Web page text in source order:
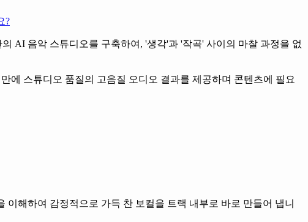
?
AI 음악 스튜디오를 구축하여, '생각'과 '작곡' 사이의 마찰 과정을 없
에 스튜디오 품질의 고음질 오디오 결과를 제공하며 콘텐츠에 필요
이해하여 감정적으로 가득 찬 보컬을 트랙 내부로 바로 만들어 냅니